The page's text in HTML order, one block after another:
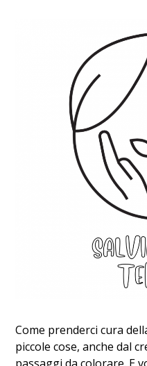
Come prenderci cura
piccole cose, anche dal